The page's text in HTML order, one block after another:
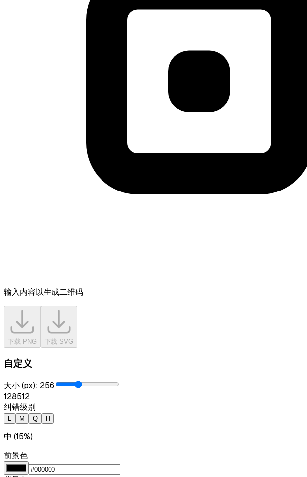
输入内容以生成二维码
下载 PNG 下载 SVG
自定义
大小 (px): 256
128512
纠错级别
L M Q H
中 (15%)
前景色